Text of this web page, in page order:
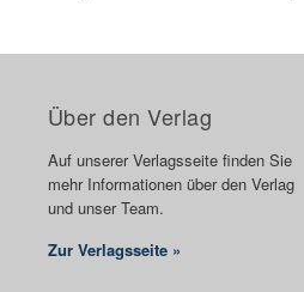
Über den Verlag
Auf unserer Verlagsseite finden Sie
mehr Informationen über den Verlag
und unser Team.
Zur Verlagsseite »